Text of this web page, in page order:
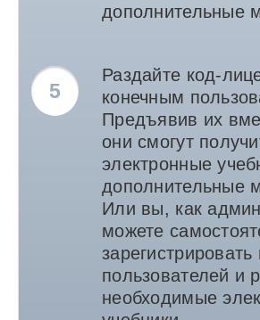
дополнительные
5
Раздайте код-
конечным
Предъявив их
они смогут
электронные
дополнительные
Или вы, как
можете
зарегистрировать
пользователей и
необходимые